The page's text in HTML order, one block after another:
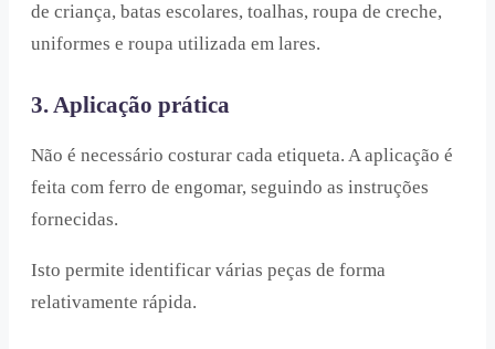
de criança, batas escolares, toalhas, roupa de creche,
uniformes e roupa utilizada em lares.
3. Aplicação prática
Não é necessário costurar cada etiqueta. A aplicação é
feita com ferro de engomar, seguindo as instruções
fornecidas.
Isto permite identificar várias peças de forma
relativamente rápida.